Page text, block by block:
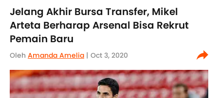
Jelang Akhir Bursa Transfer, Mikel
Arteta Berharap Arsenal Bisa Rekrut
Pemain Baru
Oleh Amanda Amelia | Oct 3, 2020